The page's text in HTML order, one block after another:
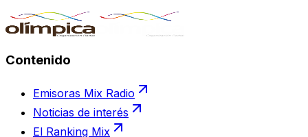
Contenido
Emisoras Mix Radio
Noticias de interés
El Ranking Mix